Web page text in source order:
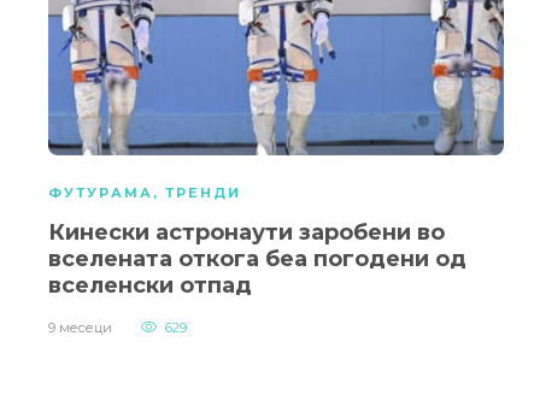
ФУТУРАМА , ТРЕНДИ
Кинески астронаути заробени во
вселената откога беа погодени од
вселенски отпад
9 месеци 629